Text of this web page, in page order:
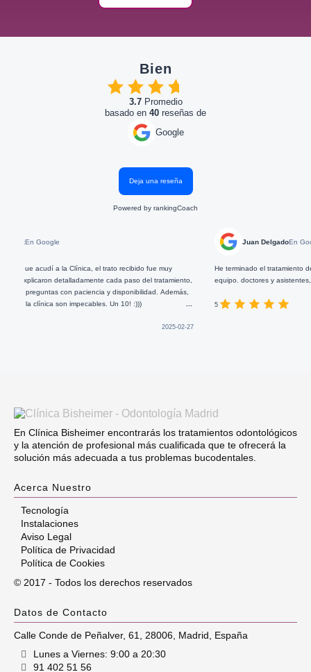
Bien
3.7Promedio
basado en 40 reseñas de
Google
Deja una reseña
Powered by rankingCoach
En Google
acudí a la Clínica, el trato recibido fue muy
detalladamente cada paso del tratamiento,
con paciencia y disponibilidad. Además,
clínica son impecables. Un 10! :)))
2025-02-27
Juan DelgadoEn Google
He terminado el tratamiento dental
equipo. doctores y asistentes, ahora
5
En Clínica Bisheimer encontrarás los tratamientos odontológicos
y la atención de profesional más cualificada que te ofrecerá la
solución más adecuada a tus problemas bucodentales.
Acerca Nuestro
Tecnología
Instalaciones
Aviso Legal
Política de Privacidad
Política de Cookies
© 2017 - Todos los derechos reservados
Datos de Contacto
Calle Conde de Peñalver, 61 28006 Madrid
España
Lunes a Viernes: 9:00 a 20:30
91 402 51 56